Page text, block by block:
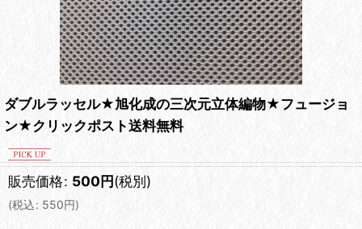
ダブルラッセル★旭化成の三次元立体編物★フュージョ
ン★クリックポスト送料無料
販売価格: 500円(税別)
(税込: 550円)